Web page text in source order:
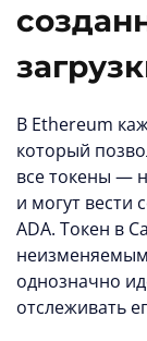
В Ethereum
который
все токены —
и могут вести
ADA. Токен в
однозначно
отслеживать